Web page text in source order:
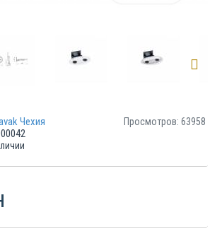
Просмотров: 63958
Чехия